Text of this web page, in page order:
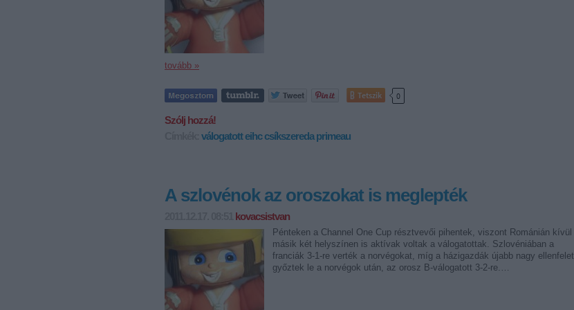
tovább »
Tetszik 0
Szólj hozzá!
válogatott eihc csíkszereda primeau
A szlovénok az oroszokat is meglepték
kovacsistvan
Pénteken a Channel One Cup résztvevői pihentek, viszont Románián kívül
másik két helyszínen is aktívak voltak a válogatottak. Szlovéniában a
franciák 3-1-re verték a norvégokat, míg a házigazdák újabb nagy ellenfelet
győztek le a norvégok után, az orosz B-válogatott 3-2-re.…